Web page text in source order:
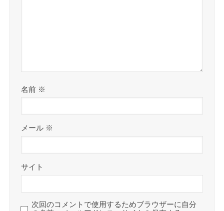
名前 ※
メール ※
サイト
次回のコメントで使用するためブラウザーに自分